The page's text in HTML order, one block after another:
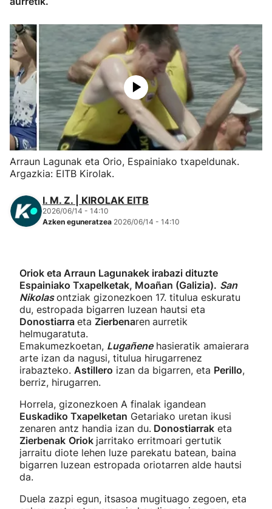
Eskubaloia
Kirolak 360
Atletismoa
Mendi-lasterketak
"Helmuga"
Arraun Lagunak eta Orio, Espainiako txapeldunak.
Argazkia: EITB Kirolak.
I. M. Z. | KIROLAK EITB
2026/06/14 - 14:10
Azken eguneratzea 2026/06/14 - 14:10
Oriok eta Arraun Lagunakek irabazi dituzte
Espainiako Txapelketak, Moañan (Galizia). San
Nikolas ontziak gizonezkoen 17. titulua eskuratu
du, estropada bigarren luzean hautsi eta
Donostiarra eta Zierbenaren aurretik
helmugaratuta.
Emakumezkoetan, Lugañenehasieratik amaierara
arte izan da nagusi, titulua hirugarrenez
irabazteko. Astillero izan da bigarren, eta Perillo,
berriz, hirugarren.
Horrela, gizonezkoen A finalak igandean
Euskadiko Txapelketan Getariako uretan ikusi
zenaren antz handia izan du. Donostiarrak eta
Zierbenak Oriok jarritako erritmoari gertutik
jarraitu diote lehen luze parekatu batean, baina
bigarren luzean estropada oriotarren alde hautsi
da.
Duela zazpi egun, itsasoa mugituago zegoen, eta